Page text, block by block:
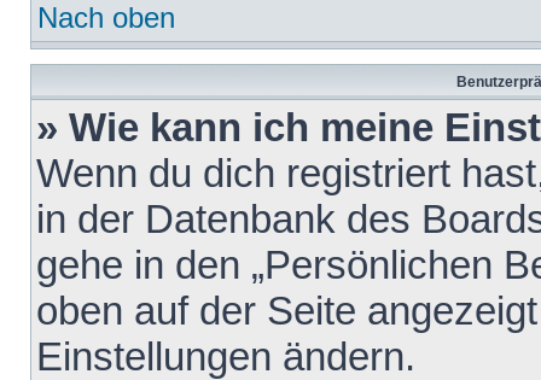
Nach oben
» Wie kann ich meine
Wenn du dich registriert
in der Datenbank des
gehe in den „Persönlichen
oben auf der Seite
Einstellungen ändern.